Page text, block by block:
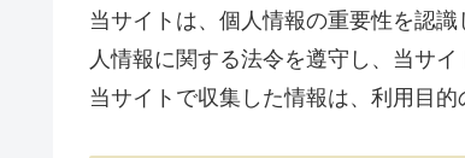
当サイトは、個人情報の重要性を認
人情報に関する法令を遵守し、当サ
当サイトで収集した情報は、利用目的